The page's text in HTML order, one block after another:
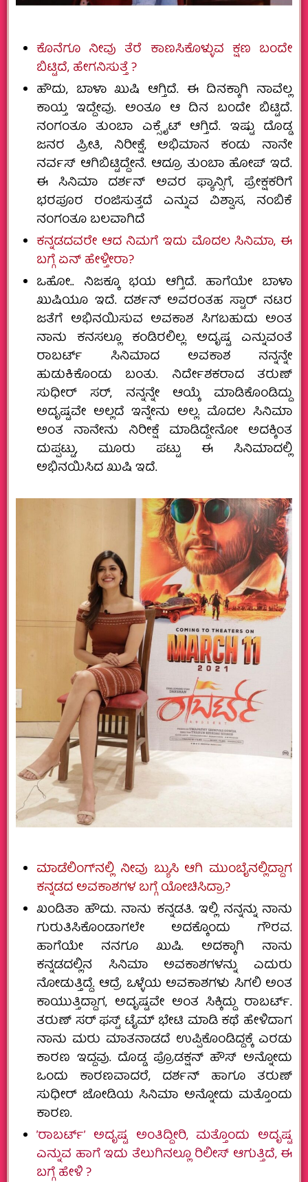
ಕೊನೆಗೂ ನೀವು ತೆರೆ ಕಾಣಸಿಕೊಳ್ಳುವ ಕ್ಷಣ ಬಂದೇ
ಬಿಟ್ಟಿದೆ, ಹೇಗನಿಸುತ್ತೆ ?
ಹೌದು, ಬಾಳಾ ಖುಷಿ ಆಗ್ತಿದೆ. ಈ ದಿನಕ್ಕಾಗಿ ನಾವೆಲ್ಲ
ಕಾಯ್ತ ಇದ್ದೇವು. ಅಂತೂ ಆ ದಿನ ಬಂದೇ ಬಿಟ್ಟಿದೆ.
ನಂಗಂತೂ ತುಂಬಾ ಎಕ್ಸೈಟ್‌ ಆಗ್ತಿದೆ. ಇಷ್ಟು ದೊಡ್ಡ
ಜನರ ಪ್ರೀತಿ, ನಿರೀಕ್ಷೆ, ಅಭಿಮಾನ ಕಂಡು ನಾನೇ
ನರ್ವಸ್‌ ಆಗಿಬಿಟ್ಟಿದ್ದೇನೆ. ಆದ್ರೂ ತುಂಬಾ ಹೋಪ್‌ ಇದೆ.
ಈ ಸಿನಿಮಾ ದರ್ಶನ್‌ ಅವರ ಫ್ಯಾನ್ಸಿಗೆ, ಪ್ರೇಕ್ಷಕರಿಗೆ
ಭರಪೂರ ರಂಜಿಸುತ್ತದೆ ಎನ್ನುವ ವಿಶ್ವಾಸ, ನಂಬಿಕೆ
ನಂಗಂತೂ ಬಲವಾಗಿದೆ
ಕನ್ನಡದವರೇ ಆದ ನಿಮಗೆ ಇದು ಮೊದಲ ಸಿನಿಮಾ, ಈ
ಬಗ್ಗೆ ಏನ್‌ ಹೇಳ್ತೀರಾ?
ಒಹೋ.. ನಿಜಕ್ಕೂ ಭಯ ಆಗ್ತಿದೆ. ಹಾಗೆಯೇ ಬಾಳಾ
ಖುಷಿಯೂ ಇದೆ. ದರ್ಶನ್‌ ಅವರಂತಹ ಸ್ಟಾರ್‌ ನಟರ
ಜತೆಗೆ ಅಭಿನಯಿಸುವ ಅವಕಾಶ ಸಿಗಬಹುದು ಅಂತ
ನಾನು ಕನಸಲ್ಲೂ ಕಂಡಿರಲಿಲ್ಲ. ಅದೃಷ್ಟ ಎನ್ನುವಂತೆ
ರಾಬರ್ಟ್‌ ಸಿನಿಮಾದ ಅವಕಾಶ ನನ್ನನ್ನೇ
ಹುಡುಕಿಕೊಂಡು ಬಂತು. ನಿರ್ದೇಶಕರಾದ ತರುಣ್‌
ಸುಧೀರ್‌ ಸರ್‌, ನನ್ನನ್ನೇ ಆಯ್ಕೆ ಮಾಡಿಕೊಂಡಿದ್ದು
ಅದೃಷ್ಟವೇ ಅಲ್ಲದೆ ಇನ್ನೇನು ಅಲ್ಲ. ಮೊದಲ ಸಿನಿಮಾ
ಅಂತ ನಾನೇನು ನಿರೀಕ್ಷೆ ಮಾಡಿದ್ದೇನೋ ಅದಕ್ಕಿಂತ
ದುಪ್ಪಟ್ಟು, ಮೂರು ಪಟ್ಟು ಈ ಸಿನಿಮಾದಲ್ಲಿ
ಅಭಿನಯಿಸಿದ ಖುಷಿ ಇದೆ.
ಮಾಡೆಲಿಂಗ್‌ನಲ್ಲಿ ನೀವು ಬ್ಯುಸಿ ಆಗಿ ಮುಂಬೈನಲ್ಲಿದ್ದಾಗ
ಕನ್ನಡದ ಅವಕಾಶಗಳ ಬಗ್ಗೆ ಯೋಚಿಸಿದ್ರಾ?
ಖಂಡಿತಾ ಹೌದು. ನಾನು ಕನ್ನಡತಿ. ಇಲ್ಲಿ ನನ್ನನ್ನು ನಾನು
ಗುರುತಿಸಿಕೊಂಡಾಗಲೇ ಅದಕ್ಕೊಂದು ಗೌರವ.
ಹಾಗೆಯೇ ನನಗೂ ಖುಷಿ. ಅದಕ್ಕಾಗಿ ನಾನು
ಕನ್ನಡದಲ್ಲಿನ ಸಿನಿಮಾ ಅವಕಾಶಗಳನ್ನು ಎದುರು
ನೋಡುತ್ತಿದ್ದೆ. ಆದ್ರೆ ಒಳ್ಳೆಯ ಅವಕಾಶಗಳು ಸಿಗಲಿ ಅಂತ
ಕಾಯುತ್ತಿದ್ದಾಗ, ಅದೃಷ್ಟವೇ ಅಂತ ಸಿಕ್ಕಿದ್ದು ರಾಬರ್ಟ್.‌
ತರುಣ್‌ ಸರ್‌ ಫಸ್ಟ್‌ ಟೈಮ್‌ ಭೇಟಿ ಮಾಡಿ ಕಥೆ ಹೇಳಿದಾಗ
ನಾನು ಮರು ಮಾತನಾಡದೆ ಉಪ್ಪಿಕೊಂಡಿದ್ದಕ್ಕೆ ಎರಡು
ಕಾರಣ ಇದ್ದವು. ದೊಡ್ಡ ಪ್ರೊಡಕ್ಷನ್‌ ಹೌಸ್‌ ಅನ್ನೋದು
ಒಂದು ಕಾರಣವಾದರೆ, ದರ್ಶನ್‌ ಹಾಗೂ ತರುಣ್‌
ಸುಧೀರ್‌ ಜೋಡಿಯ ಸಿನಿಮಾ ಅನ್ನೋದು ಮತ್ತೊಂದು
ಕಾರಣ.
ʼರಾಬರ್ಟ್ʼ ಅದೃಷ್ಟ ಅಂತಿದ್ದೀರಿ, ಮತ್ತೊಂದು ಅದೃಷ್ಟ
ಎನ್ನುವ ಹಾಗೆ ಇದು ತೆಲುಗಿನಲ್ಲೂ ರಿಲೀಸ್‌ ಆಗುತ್ತಿದೆ, ಈ
ಬಗ್ಗೆ ಹೇಳಿ ?